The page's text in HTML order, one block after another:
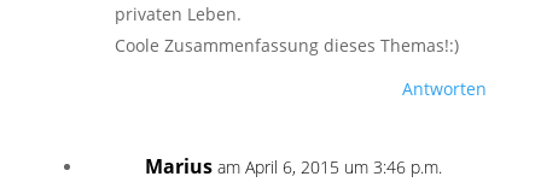
privaten Leben.
Coole Zusammenfassung dieses Themas!:)
Antworten
Marius am April 6, 2015 um 3:46 p.m.